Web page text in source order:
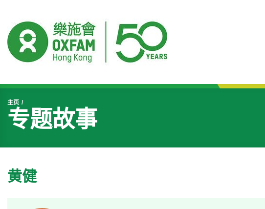
开始主要内容
主页
专题故事
黄健